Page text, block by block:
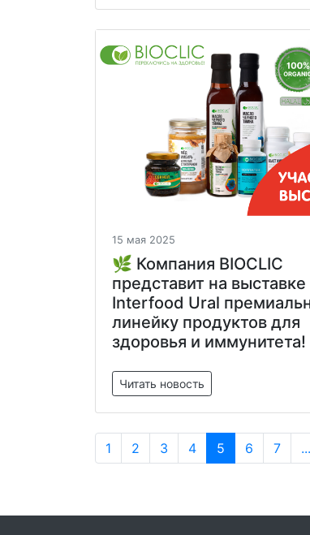
15 мая 2025
🌿 Компания BIOCLIC
представит на выставке
Interfood Ural
линейку продуктов для
здоровья и
Читать новость
1 2 3 4 5 6 7 ...